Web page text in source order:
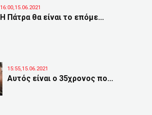
16:00,15.06.2021
Η Πάτρα θα είναι το επόμε...
15:55,15.06.2021
Αυτός είναι ο 35χρονος πο...